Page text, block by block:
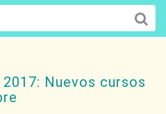
Nuevos cursos